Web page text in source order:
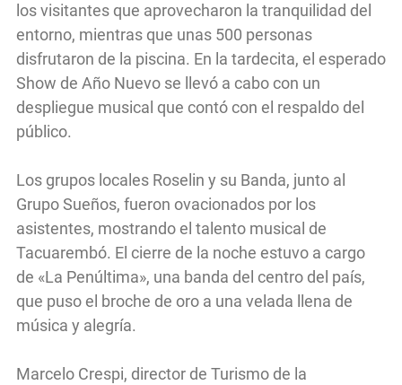
los visitantes que aprovecharon la tranquilidad del
entorno, mientras que unas 500 personas
disfrutaron de la piscina. En la tardecita, el esperado
Show de Año Nuevo se llevó a cabo con un
despliegue musical que contó con el respaldo del
público.
Los grupos locales Roselin y su Banda, junto al
Grupo Sueños, fueron ovacionados por los
asistentes, mostrando el talento musical de
Tacuarembó. El cierre de la noche estuvo a cargo
de «La Penúltima», una banda del centro del país,
que puso el broche de oro a una velada llena de
música y alegría.
Marcelo Crespi, director de Turismo de la